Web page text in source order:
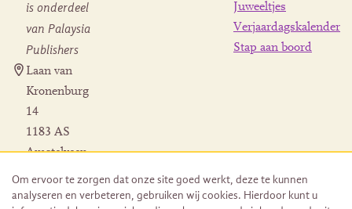
is onderdeel
van Palaysia
Publishers
Laan van
Kronenburg
14
1183 AS
Amstelveen
Herroeping
bestelling
Juweeltjes
Verjaardagskalender
Stap aan boord
Om ervoor te zorgen dat onze site goed werkt, deze te kunnen
analyseren en verbeteren, gebruiken wij cookies. Hierdoor kunt u